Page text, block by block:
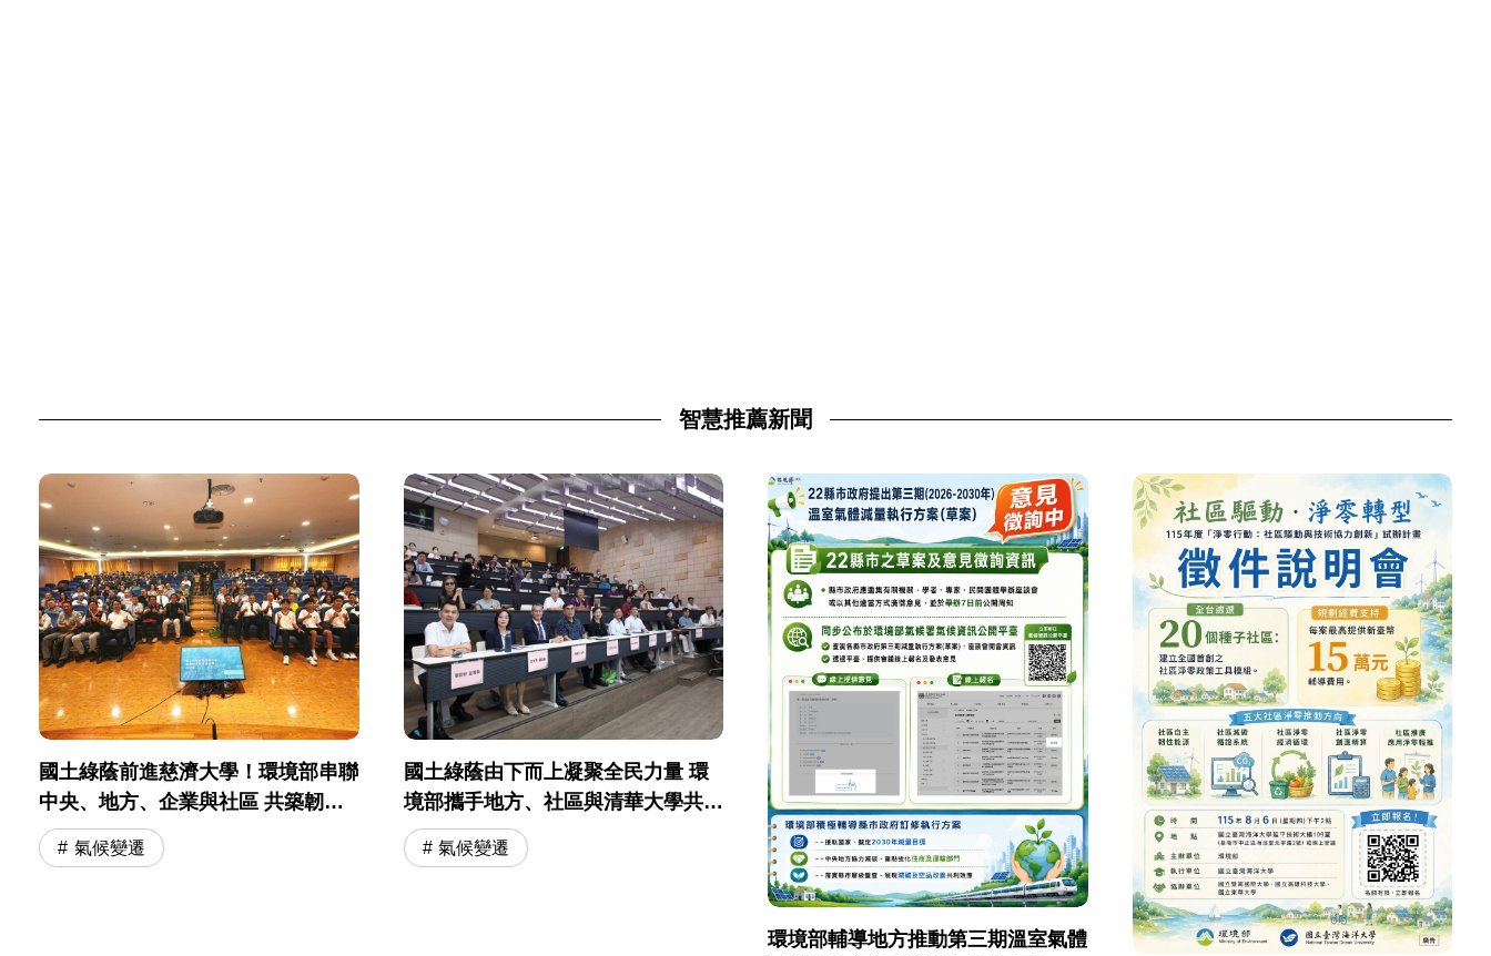
智慧推薦新聞
國土綠蔭前進慈濟大學！環境部串聯
中央、地方、企業與社區 共築韌性
城市
氣候變遷
國土綠蔭由下而上凝聚全民力量 環
境部攜手地方、社區與清華大學共築
氣候韌性城市
氣候變遷
環境部輔導地方推動第三期溫室氣體